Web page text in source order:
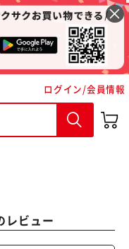
ログイン/会員情報
レビュー